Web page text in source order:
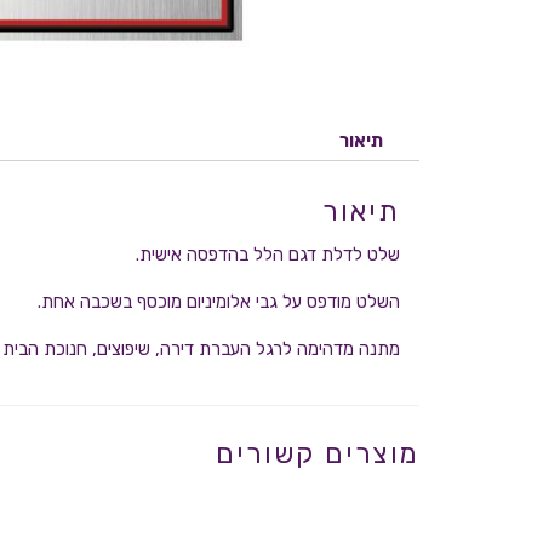
תיאור
תיאור
שלט לדלת דגם הלל בהדפסה אישית.
השלט מודפס על גבי אלומיניום מוכסף בשכבה אחת.
מתנה מדהימה לרגל העברת דירה, שיפוצים, חנוכת הבית
מוצרים קשורים